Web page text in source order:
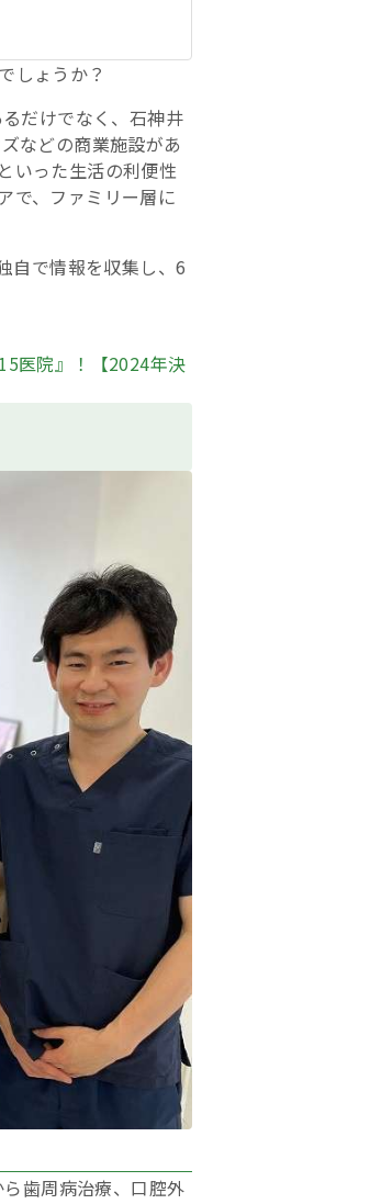
しょうか？
だけでなく、石神井
などの商業施設があ
いった生活の利便性
で、ファミリー層に
自で情報を収集し、6
医院』！【2024年決
歯周病治療、口腔外